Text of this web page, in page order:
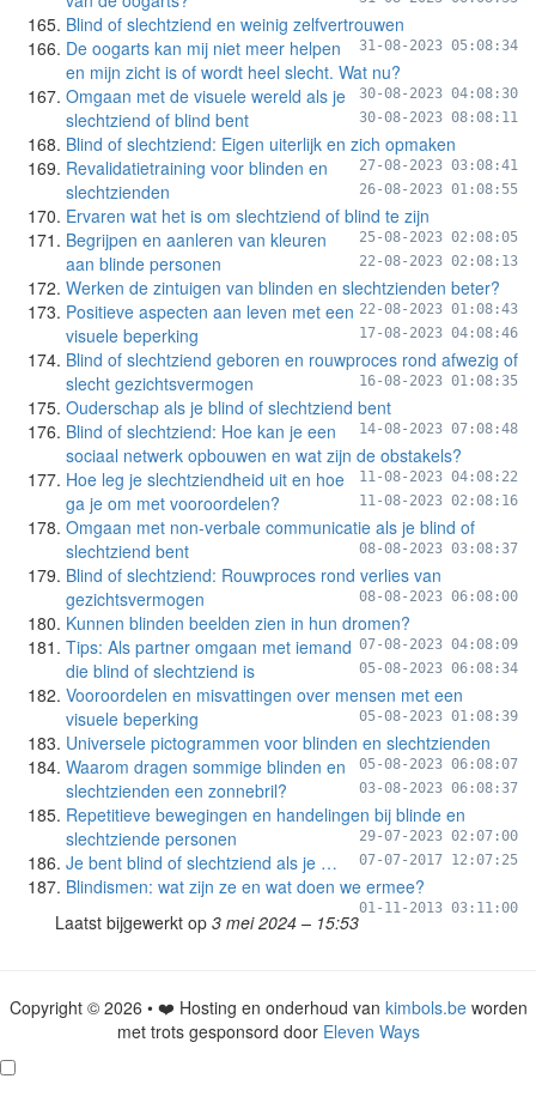
Blind of slechtziend en weinig zelfvertrouwen
31-08-2023 05:08:34
De oogarts kan mij niet meer helpen
en mijn zicht is of wordt heel slecht. Wat nu?
30-08-2023 04:08:30
Omgaan met de visuele wereld als je
slechtziend of blind bent
30-08-2023 08:08:11
Blind of slechtziend: Eigen uiterlijk en zich opmaken
27-08-2023 03:08:41
Revalidatietraining voor blinden en
slechtzienden
26-08-2023 01:08:55
Ervaren wat het is om slechtziend of blind te zijn
25-08-2023 02:08:05
Begrijpen en aanleren van kleuren
aan blinde personen
22-08-2023 02:08:13
Werken de zintuigen van blinden en slechtzienden beter?
22-08-2023 01:08:43
Positieve aspecten aan leven met een
visuele beperking
17-08-2023 04:08:46
Blind of slechtziend geboren en rouwproces rond afwezig of
slecht gezichtsvermogen
16-08-2023 01:08:35
Ouderschap als je blind of slechtziend bent
14-08-2023 07:08:48
Blind of slechtziend: Hoe kan je een
sociaal netwerk opbouwen en wat zijn de obstakels?
11-08-2023 04:08:22
Hoe leg je slechtziendheid uit en hoe
ga je om met vooroordelen?
11-08-2023 02:08:16
Omgaan met non-verbale communicatie als je blind of
slechtziend bent
08-08-2023 03:08:37
Blind of slechtziend: Rouwproces rond verlies van
gezichtsvermogen
08-08-2023 06:08:00
Kunnen blinden beelden zien in hun dromen?
07-08-2023 04:08:09
Tips: Als partner omgaan met iemand
die blind of slechtziend is
05-08-2023 06:08:34
Vooroordelen en misvattingen over mensen met een
visuele beperking
05-08-2023 01:08:39
Universele pictogrammen voor blinden en slechtzienden
05-08-2023 06:08:07
Waarom dragen sommige blinden en
slechtzienden een zonnebril?
03-08-2023 06:08:37
Repetitieve bewegingen en handelingen bij blinde en
slechtziende personen
29-07-2023 02:07:00
Je bent blind of slechtziend als je … 07-07-2017 12:07:25
Blindismen: wat zijn ze en wat doen we ermee?
01-11-2013 03:11:00
Laatst bijgewerkt op 3 mei 2024 – 15:53
Copyright © 2026 • ❤️ Hosting en onderhoud van kimbols.beworden
met trots gesponsord door Eleven Ways